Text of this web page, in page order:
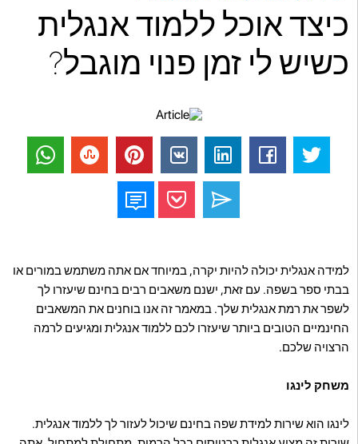
כיצד אוכל ללמוד אנגלית
כשיש לי זמן פנוי מוגבל?
למידה אנגלית יכולה להיות יקרה, במיוחד אם אתה משתמש במורים או
בבתי ספר בשפה. עם זאת, ישנם משאבים רבים בחינם שיעזרו לך
לשפר את רמת אנגלית שלך. במאמר זה אנו בוחנים את המשאבים
החינמיים הטובים ביותר שיעזרו לכם ללמוד אנגלית ומגיעים לרמה
הרצויה שלכם.
משחק לינגו
לינגו הוא שירות למידת שפה בחינם שיכול לעזור לך ללמוד אנגלית.